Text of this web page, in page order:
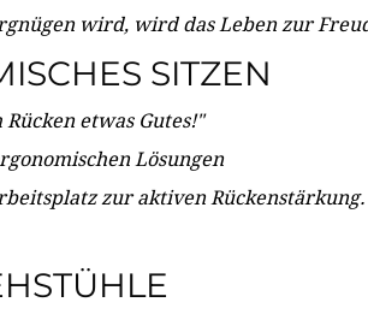
wird, wird das Leben zur
SITZEN
Rücken etwas Gutes!"
Lösungen
zur aktiven Rückenstärkung.